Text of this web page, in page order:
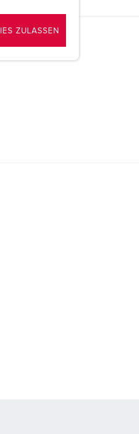
ZULASSEN